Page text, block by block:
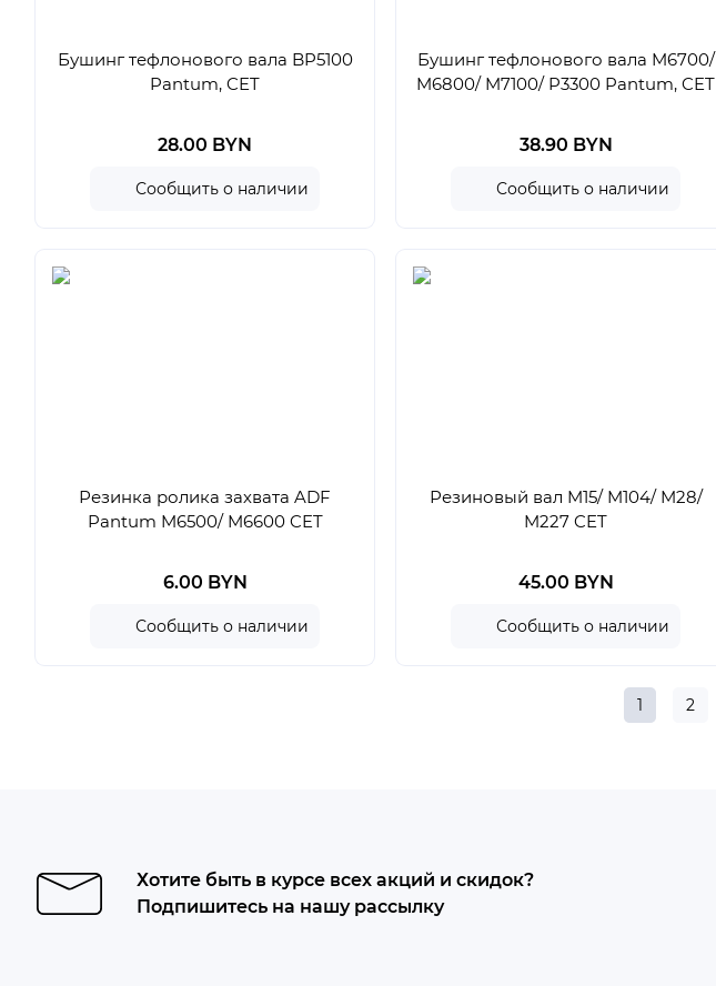
Бушинг тефлонового вала BP5100
Pantum, CET
28.00 BYN
Сообщить о наличии
Бушинг тефлонового вала M6700/
M6800/ M7100/ P3300 Pantum, CET
38.90 BYN
Сообщить о наличии
Резинка ролика захвата ADF
Pantum M6500/ M6600 CET
6.00 BYN
Сообщить о наличии
Резиновый вал M15/ M104/ M28/
M227 CET
45.00 BYN
Сообщить о наличии
1 2
Хотите быть в курсе всех акций и скидок?
Подпишитесь на нашу рассылку